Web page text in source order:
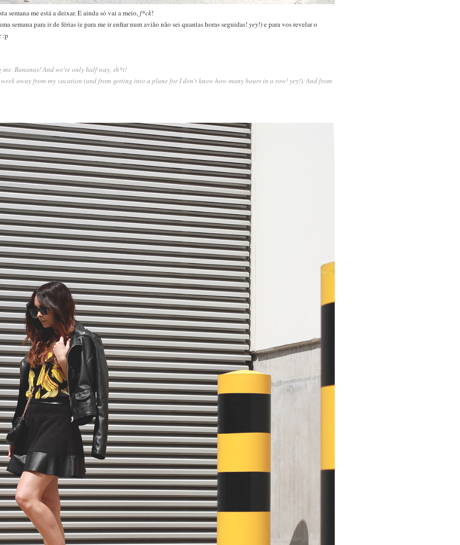
semana me está a deixar. E ainda só vai a meio,f*ck!
semana para ir de férias (e para me ir enfiar num avião não sei quantas horas seguidas! yey!) e para vos revelar o
:p
me. Bananas! And we're only half way, sh*t!
away from my vacation (and from getting into a plane for I don't know how many hours in a row! yey!). And from